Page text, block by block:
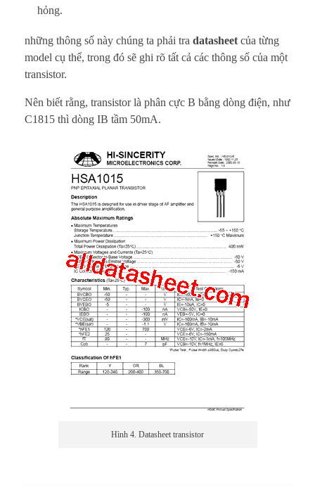
hỏng.
những thông số này chúng ta phải tra datasheet của từng
model cụ thể, trong đó sẽ ghi rõ tất cả các thông số của một
transistor.
Nên biết rằng, transistor là phân cực B bằng dòng điện, như
C1815 thì dòng IB tầm 50mA.
Hình 4. Datasheet transistor